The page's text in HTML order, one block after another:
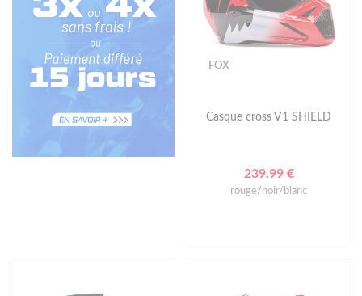
FOX
Casque cross V1 SHIELD
239.99 €
rouge/noir/blanc